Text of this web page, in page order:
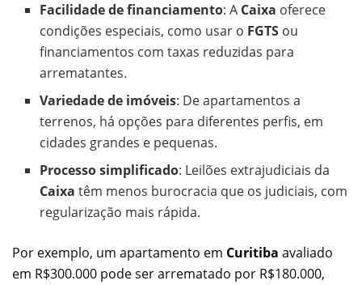
Facilidade de financiamento: A Caixa oferece
condições especiais, como usar o FGTS ou
financiamentos com taxas reduzidas para
arrematantes.
Variedade de imóveis: De apartamentos a
terrenos, há opções para diferentes perfis, em
cidades grandes e pequenas.
Processo simplificado: Leilões extrajudiciais da
Caixa têm menos burocracia que os judiciais, com
regularização mais rápida.
Por exemplo, um apartamento em Curitiba avaliado
em R$300.000 pode ser arrematado por R$180.000,